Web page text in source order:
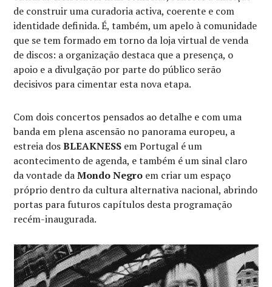
de construir uma curadoria activa, coerente e com
identidade definida. É, também, um apelo à comunidade
que se tem formado em torno da loja virtual de venda
de discos: a organização destaca que a presença, o
apoio e a divulgação por parte do público serão
decisivos para cimentar esta nova etapa.
Com dois concertos pensados ao detalhe e com uma
banda em plena ascensão no panorama europeu, a
estreia dosBLEAKNESS em Portugal é um
acontecimento de agenda, e também é um sinal claro
da vontade daMondo Negro em criar um espaço
próprio dentro da cultura alternativa nacional, abrindo
portas para futuros capítulos desta programação
recém-inaugurada.